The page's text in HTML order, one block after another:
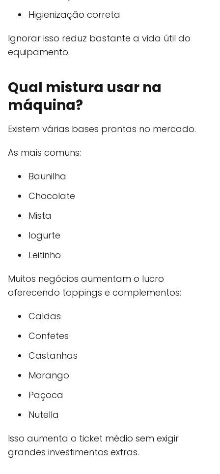
Higienização correta
Ignorar isso reduz bastante a vida útil do
equipamento.
Qual mistura usar na
máquina?
Existem várias bases prontas no mercado.
As mais comuns:
Baunilha
Chocolate
Mista
Iogurte
Leitinho
Muitos negócios aumentam o lucro
oferecendo toppings e complementos:
Caldas
Confetes
Castanhas
Morango
Paçoca
Nutella
Isso aumenta o ticket médio sem exigir
grandes investimentos extras.